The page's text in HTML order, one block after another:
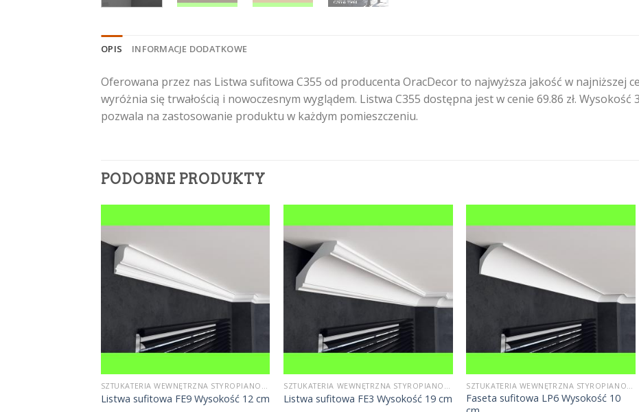
OPIS INFORMACJE DODATKOWE
Oferowana przez nas Listwa sufitowa C355 od producenta OracDecor to najwyższa jakość w najniższej
wyróżnia się trwałością i nowoczesnym wyglądem. Listwa C355 dostępna jest w cenie 69.86 zł. Wysokość
pozwala na zastosowanie produktu w każdym pomieszczeniu.
PODOBNE PRODUKTY
SZTUKATERIA WEWNĘTRZNA STYROPIANOWA
Listwa sufitowa FE9 Wysokość 12 cm
SZTUKATERIA WEWNĘTRZNA STYROPIANOWA
Listwa sufitowa FE3 Wysokość 19 cm
SZTUKATERIA WEWNĘTRZNA STYROPIANOWA
Faseta sufitowa LP6 Wysokość 10